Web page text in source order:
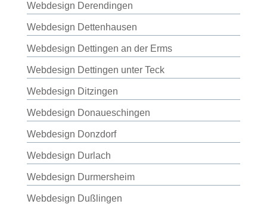
Webdesign Derendingen
Webdesign Dettenhausen
Webdesign Dettingen an der Erms
Webdesign Dettingen unter Teck
Webdesign Ditzingen
Webdesign Donaueschingen
Webdesign Donzdorf
Webdesign Durlach
Webdesign Durmersheim
Webdesign Dußlingen